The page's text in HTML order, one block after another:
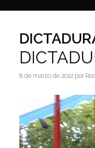
8 de marzo de 2022 por